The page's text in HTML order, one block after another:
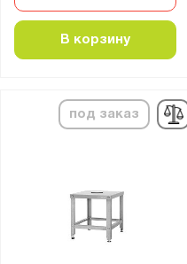
В корзину
под заказ